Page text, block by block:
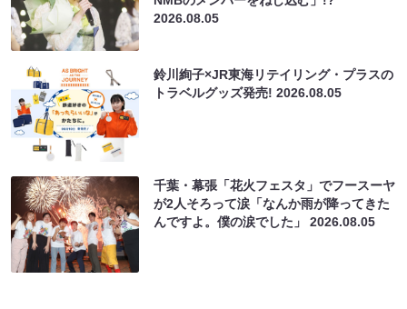
2026.08.05
鈴川絢子×JR東海リテイリング・プラスの
トラベルグッズ発売!2026.08.05
千葉・幕張「花火フェスタ」でフースーヤ
が2人そろって涙「なんか雨が降ってきた
んですよ。僕の涙でした」2026.08.05